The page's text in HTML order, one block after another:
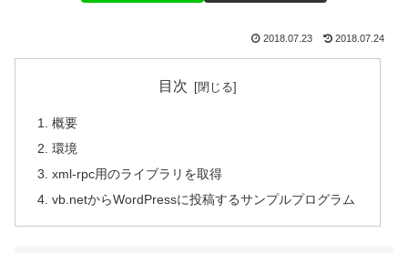
2018.07.23 2018.07.24
目次
概要
環境
xml-rpc用のライブラリを取得
vb.netからWordPressに投稿するサンプルプログラム